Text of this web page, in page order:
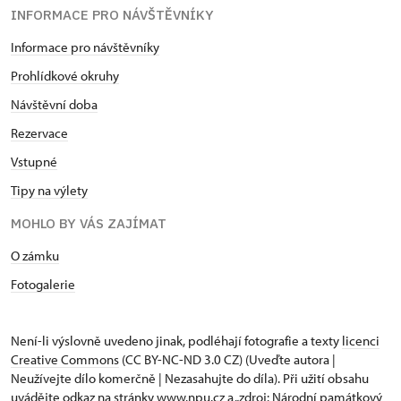
INFORMACE PRO NÁVŠTĚVNÍKY
Informace pro návštěvníky
Prohlídkové okruhy
Návštěvní doba
Rezervace
Vstupné
Tipy na výlety
MOHLO BY VÁS ZAJÍMAT
O zámku
Fotogalerie
Není-li výslovně uvedeno jinak, podléhají fotografie a texty licenci
Creative Commons (CC BY-NC-ND 3.0 CZ) (Uveďte autora |
Neužívejte dílo komerčně | Nezasahujte do díla). Při užití obsahu
uvádějte odkaz na stránky www.npu.cz a „zdroj: Národní památkový